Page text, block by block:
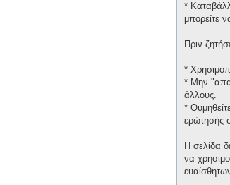
*
μπορείτε
Πριν
*
* Μην
άλλους.
*
ερώτησής
Η σελίδα
να